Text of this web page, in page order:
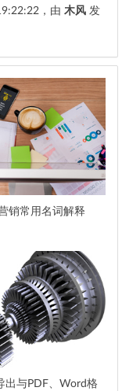
，由木风 发
销常用名词解释
出与PDF、Word格